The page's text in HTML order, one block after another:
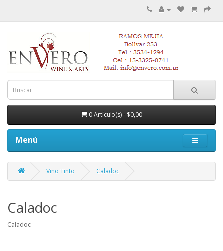
0 Artículo(s) - $0,00
Menú
Vino Tinto Caladoc
Caladoc
Caladoc